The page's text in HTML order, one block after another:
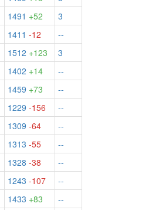
1491 +52
3
1411 -12
--
1512 +123
3
1402 +14
--
1459 +73
--
1229 -156
--
1309 -64
--
1313 -55
--
1328 -38
--
1243 -107
--
1433 +83
--